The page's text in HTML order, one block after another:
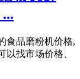
食品磨粉机价格,
找市场价格、